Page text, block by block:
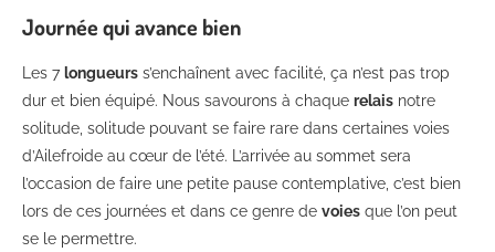
Journée qui avance bien
Les 7 longueurs s’enchaînent avec facilité, ça n’est pas trop
dur et bien équipé. Nous savourons à chaque relais notre
solitude, solitude pouvant se faire rare dans certaines voies
d’Ailefroide au cœur de l’été. L’arrivée au sommet sera
l’occasion de faire une petite pause contemplative, c’est bien
lors de ces journées et dans ce genre de voies que l’on peut
se le permettre.